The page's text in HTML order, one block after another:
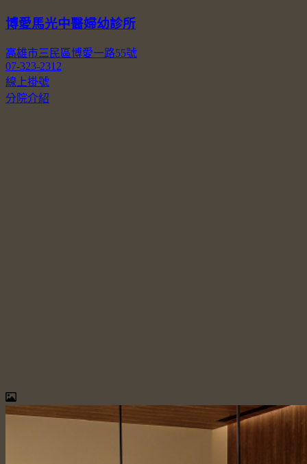
博愛馬光中醫婦幼診所
高雄市三民區博愛一路55號
07-323-2312
線上掛號
分院介紹